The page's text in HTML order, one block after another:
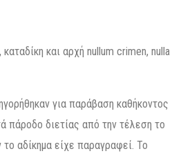
και αρχή nullum crimen, nulla
για παράβαση καθήκοντος
πάροδο διετίας από την τέλεση το
αδίκημα είχε παραγραφεί. Το